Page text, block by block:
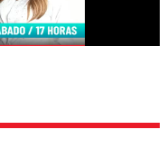
Enviar comentario